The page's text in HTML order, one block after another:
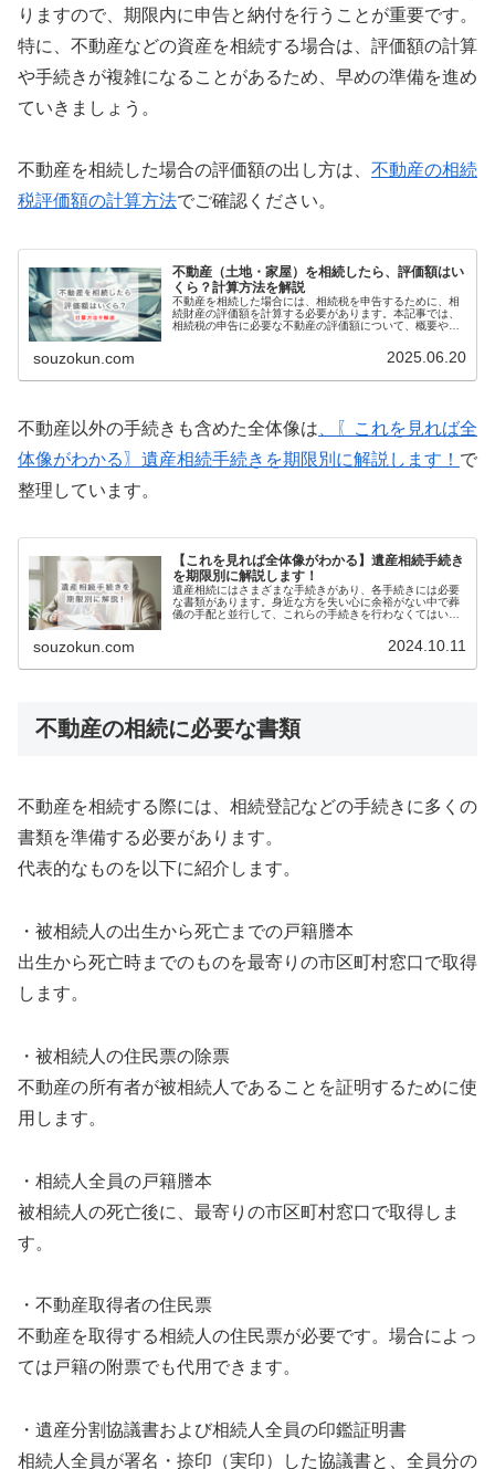
りますので、期限内に申告と納付を行うことが重要です。
特に、不動産などの資産を相続する場合は、評価額の計算
や手続きが複雑になることがあるため、早めの準備を進め
ていきましょう。
不動産を相続した場合の評価額の出し方は、 不動産の相続
税評価額の計算方法でご確認ください。
不動産（土地・家屋）を相続したら、評価額はい
くら？計算方法を解説
不動産を相続した場合には、相続税を申告するために、相
続財産の評価額を計算する必要があります。本記事では、
相続税の申告に必要な不動産の評価額について、概要や計
souzokun.com 2025.06.20
不動産以外の手続きも含めた全体像は 、〖これを見れば全
体像がわかる〗遺産相続手続きを期限別に解説します！ で
整理しています。
【これを見れば全体像がわかる】遺産相続手続き
を期限別に解説します！
遺産相続にはさまざまな手続きがあり、各手続きには必要
な書類があります。身近な方を失い心に余裕がない中で葬
儀の手配と並行して、これらの手続きを行わなくてはいけ
souzokun.com 2024.10.11
不動産の相続に必要な書類
不動産を相続する際には、相続登記などの手続きに多くの
書類を準備する必要があります。
代表的なものを以下に紹介します。
・被相続人の出生から死亡までの戸籍謄本
出生から死亡時までのものを最寄りの市区町村窓口で取得
します。
・被相続人の住民票の除票
不動産の所有者が被相続人であることを証明するために使
用します。
・相続人全員の戸籍謄本
被相続人の死亡後に、最寄りの市区町村窓口で取得しま
す。
・不動産取得者の住民票
不動産を取得する相続人の住民票が必要です。場合によっ
ては戸籍の附票でも代用できます。
・遺産分割協議書および相続人全員の印鑑証明書
相続人全員が署名・捺印（実印）した協議書と、全員分の